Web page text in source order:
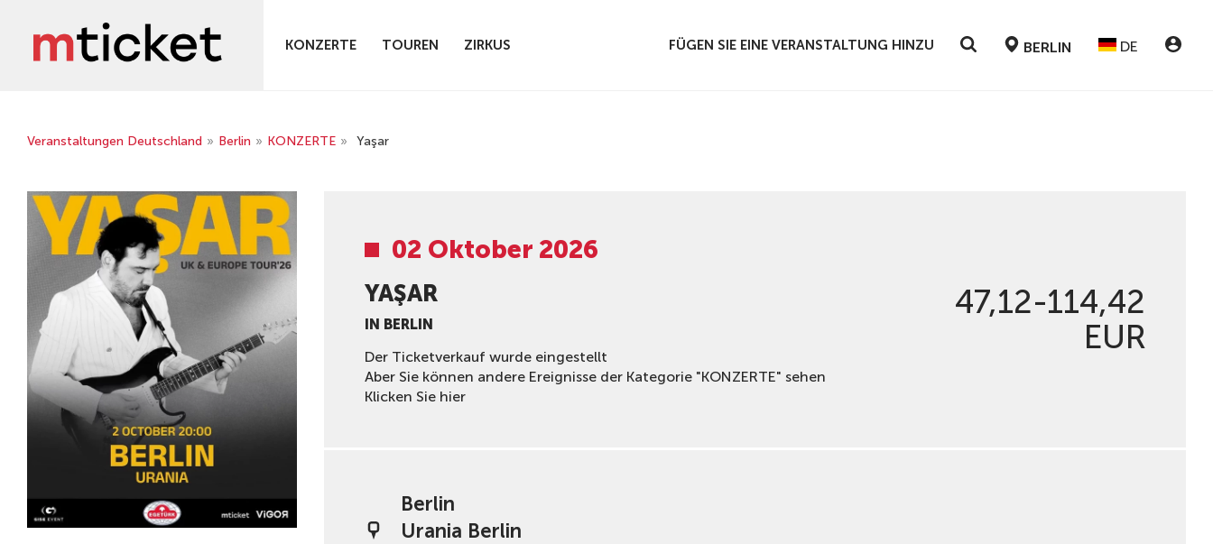
KONZERTE TOUREN ZIRKUS FÜGEN SIE EINE VERANSTALTUNG HINZU BERLIN DE
Veranstaltungen Deutschland » Berlin » KONZERTE » Yaşar
02 Oktober 2026
YAŞAR
IN BERLIN
Der Ticketverkauf wurde eingestellt
Aber Sie können andere Ereignisse der Kategorie "KONZERTE" sehen
Klicken Sie hier
47,12-114,42
EUR
Berlin
Urania Berlin